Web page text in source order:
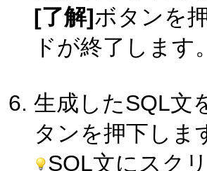
[了解]ボタンを
ドが終了します。
生成したSQL文
タンを押下しま
SQL文にスク